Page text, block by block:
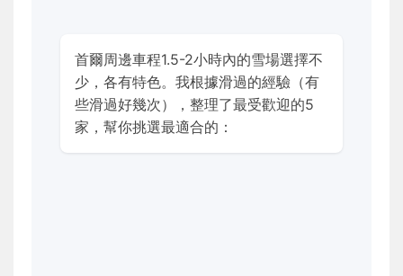
首爾周邊車程1.5-2小時內的雪場選擇不
少，各有特色。我根據滑過的經驗（有
些滑過好幾次），整理了最受歡迎的5
家，幫你挑選最適合的：